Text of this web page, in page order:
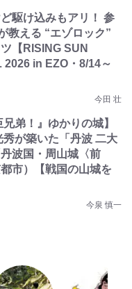
駆け込みもアリ！ 参
教える “エゾロック”
【RISING SUN
2026 in EZO・8/14～
今田 壮
弟！』ゆかりの城】
が築いた「丹波 二大
波国・周山城〈前
市）【戦国の山城を
今泉 慎一